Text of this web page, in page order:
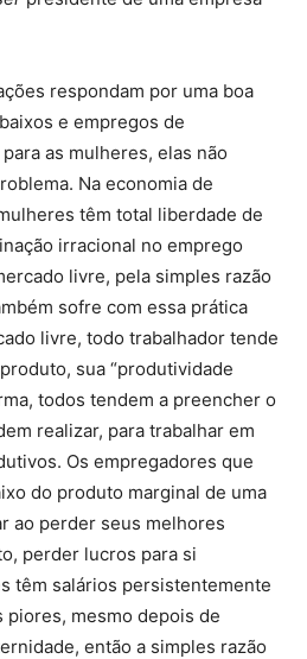
respondam por uma boa
e empregos de
as mulheres, elas não
Na economia de
têm total liberdade de
irracional no emprego
livre, pela simples razão
sofre com essa prática
livre, todo trabalhador tende
sua “produtividade
todos tendem a preencher o
realizar, para trabalhar em
Os empregadores que
do produto marginal de uma
ao perder seus melhores
perder lucros para si
têm salários persistentemente
piores, mesmo depois de
então a simples razão